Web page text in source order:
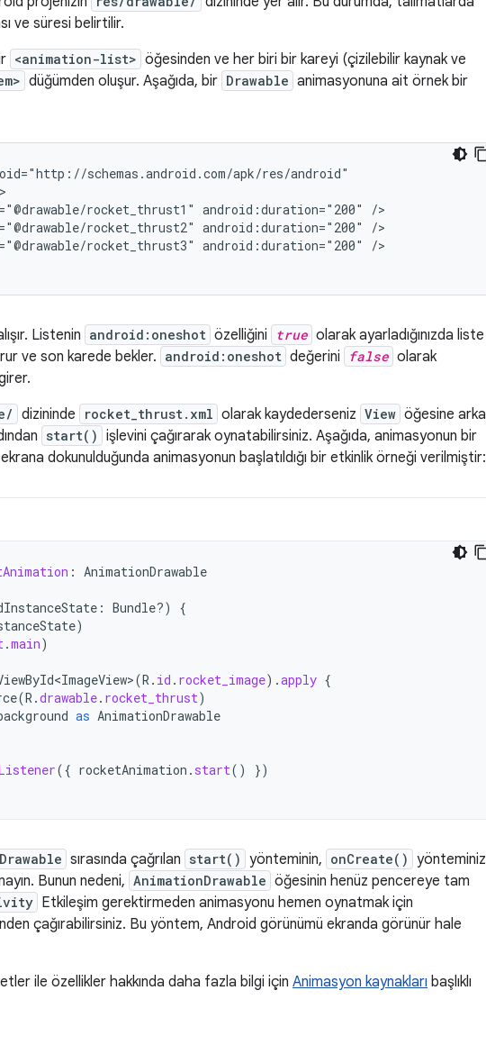
ve süresi belirtilir.
<animation-list> öğesinden ve her biri bir kareyi (çizilebilir kaynak ve
düğümden oluşur. Aşağıda, bir Drawable animasyonuna ait örnek bir
rocket_thrust1" android:duration="200"
rocket_thrust2" android:duration="200"
rocket_thrust3" android:duration="200"
/>
Listenin android:oneshot özelliğini true olarak ayarladığınızda liste
ve son karede bekler. android:oneshot değerini false olarak
dizininde rocket_thrust.xml olarak kaydederseniz View öğesine arka
start() işlevini çağırarak oynatabilirsiniz. Aşağıda, animasyonun bir
dokunulduğunda animasyonun başlatıldığı bir etkinlik örneği verilmiştir:
: AnimationDrawable
: Bundle?)
{
)
.main)
(R . id . rocket_image).apply {
(R .drawable. rocket_thrust)
as AnimationDrawable
({ rocketAnimation . start()
})
sırasında çağrılan start() yönteminin, onCreate() yönteminiz
Bunun nedeni, AnimationDrawable öğesinin henüz pencereye tam
Etkileşim gerektirmeden animasyonu hemen oynatmak için
çağırabilirsiniz. Bu yöntem, Android görünümü ekranda görünür hale
ile özellikler hakkında daha fazla bilgi için Animasyon kaynakları başlıklı